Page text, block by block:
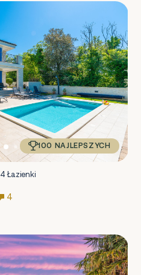
100 NAJLEPSZYCH
4 Łazienki
4